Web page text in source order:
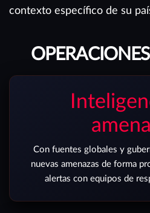
contexto específico de su
Con fuentes globales y
nuevas amenazas de forma
alertas con equipos de